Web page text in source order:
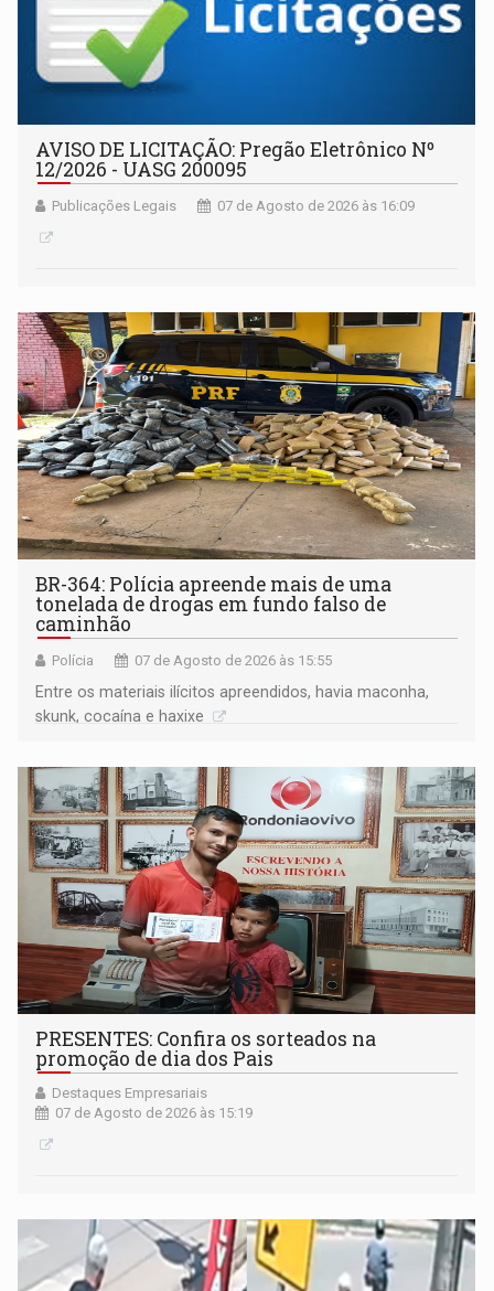
AVISO DE LICITAÇÃO: Pregão Eletrônico Nº
12/2026 - UASG 200095
Publicações Legais 07 de Agosto de 2026 às 16:09
BR-364: Polícia apreende mais de uma
tonelada de drogas em fundo falso de
caminhão
Polícia 07 de Agosto de 2026 às 15:55
Entre os materiais ilícitos apreendidos, havia maconha,
skunk, cocaína e haxixe
PRESENTES: Confira os sorteados na
promoção de dia dos Pais
Destaques Empresariais
07 de Agosto de 2026 às 15:19